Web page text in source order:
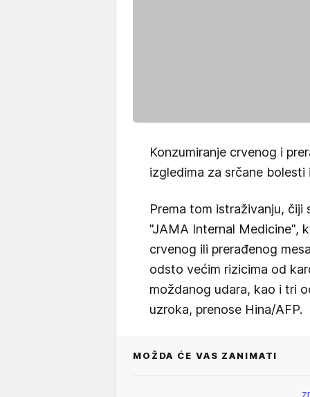
Konzumiranje crvenog i
izgledima za srčane
Prema tom istraživanju, čiji
"JAMA Internal Medicine",
crvenog ili prerađenog
odsto većim rizicima od
moždanog udara, kao i tri
uzroka, prenose Hina/AFP.
MOŽDA ĆE VAS ZANIMATI